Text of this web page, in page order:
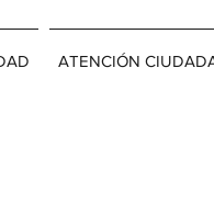
ATENCIÓN